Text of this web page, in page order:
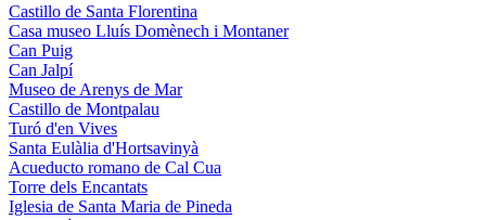
Castillo de Santa Florentina
Casa museo Lluís Domènech i Montaner
Can Puig
Can Jalpí
Museo de Arenys de Mar
Castillo de Montpalau
Turó d'en Vives
Santa Eulàlia d'Hortsavinyà
Acueducto romano de Cal Cua
Torre dels Encantats
Iglesia de Santa Maria de Pineda